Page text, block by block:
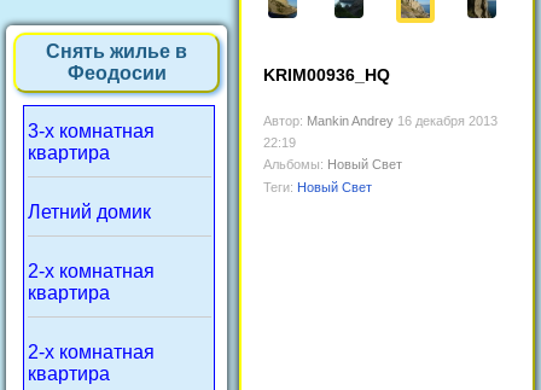
Снять жилье в
Феодосии
3-х комнатная
квартира
Летний домик
2-х комнатная
квартира
2-х комнатная
квартира
KRIM00936_HQ
Автор: Mankin Andrey 16 декабря 2013
22:19
Альбомы: Новый Свет
Теги: Новый Свет